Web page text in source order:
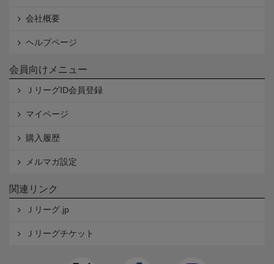
会社概要
ヘルプページ
会員向けメニュー
ＪリーグID会員登録
マイページ
購入履歴
メルマガ設定
関連リンク
Ｊリーグ.jp
Ｊリーグチケット